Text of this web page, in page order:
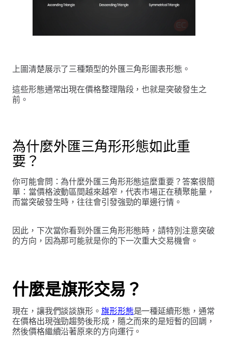
上圖清楚展示了三種類型的外匯三角形圖表形態。
這些形態通常出現在價格整理階段，也就是突破發生之
前。
為什麼外匯三角形形態如此重
要？
你可能會問：為什麼外匯三角形形態這麼重要？答案很簡
單：當價格波動區間越來越窄，代表市場正在積聚能量，
而當突破發生時，往往會引發強勁的單邊行情。
因此，下次當你看到外匯三角形形態時，請特別注意突破
的方向，因為那可能就是你的下一次重大交易機會。
什麼是旗形交易？
現在，讓我們談談旗形。 旗形形態是一種延續形態，通常
在價格出現強勁趨勢後形成，隨之而來的是短暫的回調，
然後價格繼續沿著原來的方向運行。